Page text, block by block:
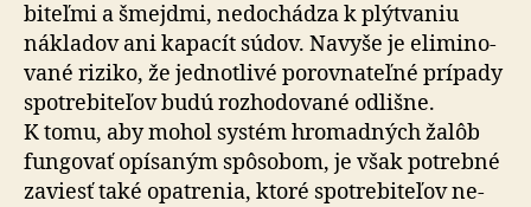
biteľmi a šmejdmi, ne­do­chá­dza k plýtvaniu
nákladov ani ka­pa­cít súdov. Na­vyše je eli­mi­no­
vané ri­zi­ko, že jed­not­livé po­rov­na­teľné prí­pady
spotre­biteľov budú roz­ho­do­vané od­lišne.
K tomu, aby mohol systém hro­mad­ných žalôb
fun­govať opí­sa­ným spô­so­bom, je však potrebné
zaviesť také opatrenia, ktoré spotre­bi­teľov ne­